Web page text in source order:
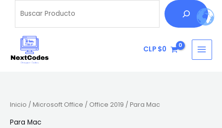
contenido
CLP $0
a
Inicio / Microsoft Office / Office 2019 / Para Mac
Para Mac